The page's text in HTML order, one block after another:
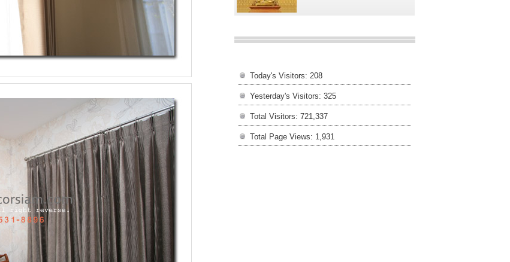
Today's Visitors: 208
Yesterday's Visitors: 325
Total Visitors: 721,337
Total Page Views: 1,931